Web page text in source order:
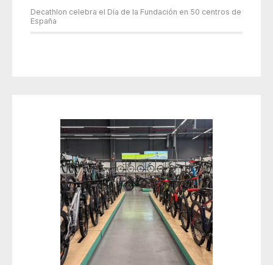
Decathlon celebra el Día de la Fundación en 50 centros de
España